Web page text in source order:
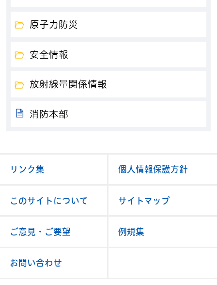
原子力防災
安全情報
放射線量関係情報
消防本部
リンク集 個人情報保護方針
このサイトについて サイトマップ
ご意見・ご要望 例規集
お問い合わせ